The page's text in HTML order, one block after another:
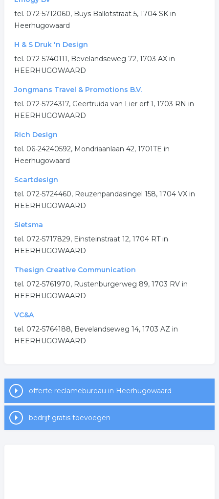
tel. 072-5712060, Buys Ballotstraat 5, 1704 SK in
Heerhugowaard
H & S Druk 'n Design
tel. 072-5740111, Bevelandseweg 72, 1703 AX in
HEERHUGOWAARD
Jongmans Travel & Promotions B.V.
tel. 072-5724317, Geertruida van Lier erf 1, 1703 RN in
HEERHUGOWAARD
Rich Design
tel. 06-24240592, Mondriaanlaan 42, 1701TE in
Heerhugowaard
Scartdesign
tel. 072-5724460, Reuzenpandasingel 158, 1704 VX in
HEERHUGOWAARD
Sietsma
tel. 072-5717829, Einsteinstraat 12, 1704 RT in
HEERHUGOWAARD
Thesign Creative Communication
tel. 072-5761970, Rustenburgerweg 89, 1703 RV in
HEERHUGOWAARD
VC&A
tel. 072-5764188, Bevelandseweg 14, 1703 AZ in
HEERHUGOWAARD
offerte reclamebureau in Heerhugowaard
bedrijf gratis toevoegen